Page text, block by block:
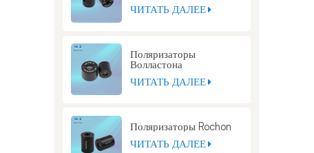
ЧИТАТЬ ДАЛЕЕ
Поляризаторы
Волластона
ЧИТАТЬ ДАЛЕЕ
Поляризаторы Rochon
ЧИТАТЬ ДАЛЕЕ